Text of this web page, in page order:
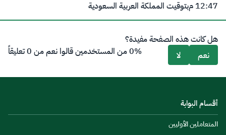
12:47 م
بتوقيت المملكة العربية السعودية
هل كانت هذه الصفحة مفيدة؟
نعم
لا 0% من المستخدمين قالوا نعم من 0 تعليقاً
أقسام البوابة
المتعاملين الأوليين